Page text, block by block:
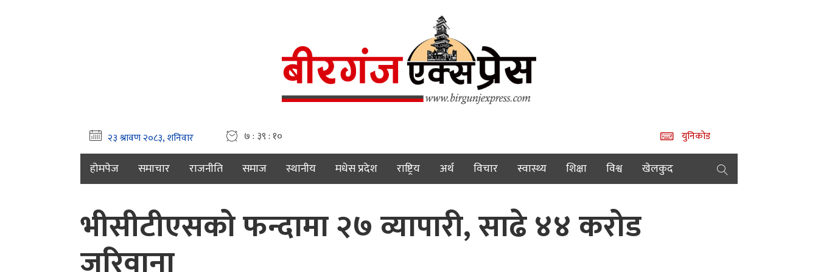
७ : ३९ : ११ युनिकोड
होमपेज समाचार राजनीति समाज स्थानीय मधेस प्रदेश राष्ट्रिय अर्थ विचार स्वास्थ्य शिक्षा विश्व खेलकुद
भीसीटीएसको फन्दामा २७ व्यापारी, साढे ४४ करोड